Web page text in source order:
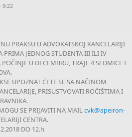
9:22
PRAKSU U ADVOKATSKOJ KANCELARIJI
PRIMA JEDNOG STUDENTA III ILI IV
U DECEMBRU, TRAJE 4 SEDMICE I
UPOZNAT ĆETE SE SA NAČINOM
PRISUSTVOVATI ROČIŠTIMA I
SE PRIJAVITI NA MAILcvk@apeiron-
CENTRA.
DO 12.h